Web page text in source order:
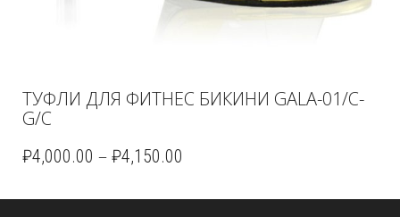
ТУФЛИ ДЛЯ ФИТНЕС БИКИНИ GALA-01/C-
G/C
₽4,000.00 – ₽4,150.00